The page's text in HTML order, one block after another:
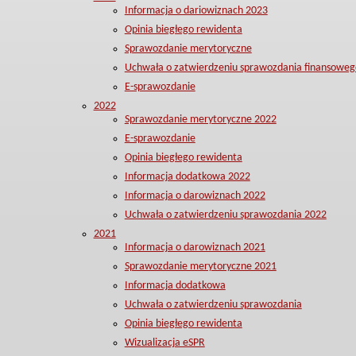
Informacja o dariowiznach 2023
Opinia biegłego rewidenta
Sprawozdanie merytoryczne
Uchwała o zatwierdzeniu sprawozdania
E-sprawozdanie
2022
Sprawozdanie merytoryczne 2022
E-sprawozdanie
Opinia biegłego rewidenta
Informacja dodatkowa 2022
Informacja o darowiznach 2022
Uchwała o zatwierdzeniu sprawozdania 2022
2021
Informacja o darowiznach 2021
Sprawozdanie merytoryczne 2021
Informacja dodatkowa
Uchwała o zatwierdzeniu sprawozdania
Opinia biegłego rewidenta
Wizualizacja eSPR